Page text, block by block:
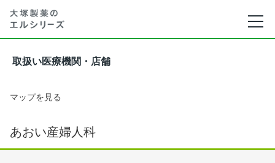
取扱い医療機関・店舗
マップを見る
あおい産婦人科